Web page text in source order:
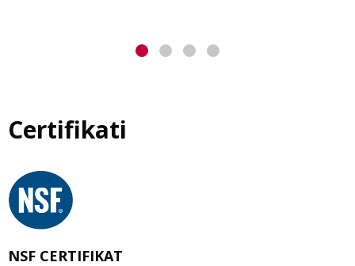
Certifikati
NSF CERTIFIKAT